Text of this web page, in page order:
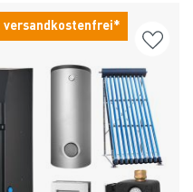
versandkostenfrei*